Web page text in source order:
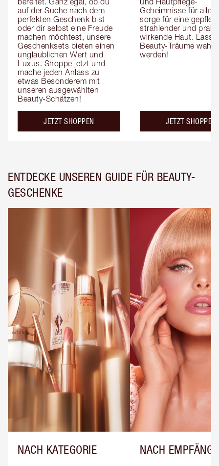
auf der Suche nach dem
perfekten Geschenk bist
oder dir selbst eine Freude
machen möchtest, unsere
Geschenksets bieten einen
unglaublichen Wert und
Luxus. Shoppe jetzt und
mache jeden Anlass zu
etwas Besonderem mit
unseren ausgewählten
Beauty-Schätzen!
JETZT SHOPPEN
Geheimnisse für alle,
sorge für eine
strahlender und
wirkende Haut. Lass
Beauty-Träume wahr
werden!
JETZT SHOPPEN
ENTDECKE UNSEREN GUIDE FÜR BEAUTY-
GESCHENKE
NACH KATEGORIE NACH